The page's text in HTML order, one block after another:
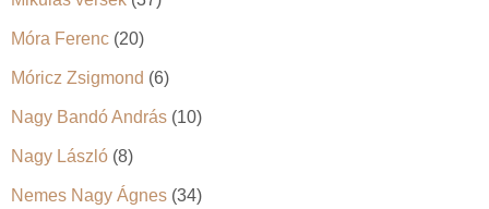
Móra Ferenc (20)
Móricz Zsigmond (6)
Nagy Bandó András (10)
Nagy László (8)
Nemes Nagy Ágnes (34)